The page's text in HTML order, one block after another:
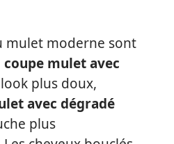
mulet moderne sont
coupe mulet avec
plus doux,
avec dégradé
plus